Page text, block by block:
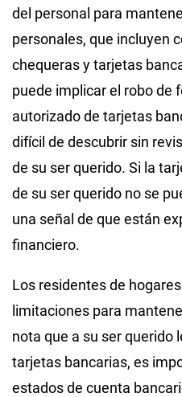
del personal para
personales, que incluyen
chequeras y tarjetas
puede implicar el robo de
autorizado de tarjetas
difícil de descubrir sin
de su ser querido. Si la
de su ser querido no se
una señal de que están
financiero.
Los residentes de
limitaciones para
nota que a su ser querido
tarjetas bancarias, es
estados de cuenta